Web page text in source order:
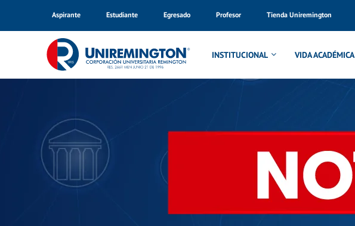
Aspirante Estudiante Egresado Profesor Tienda Uniremington
INSTITUCIONAL VIDA ACADÉMICA
Inicio Noticias